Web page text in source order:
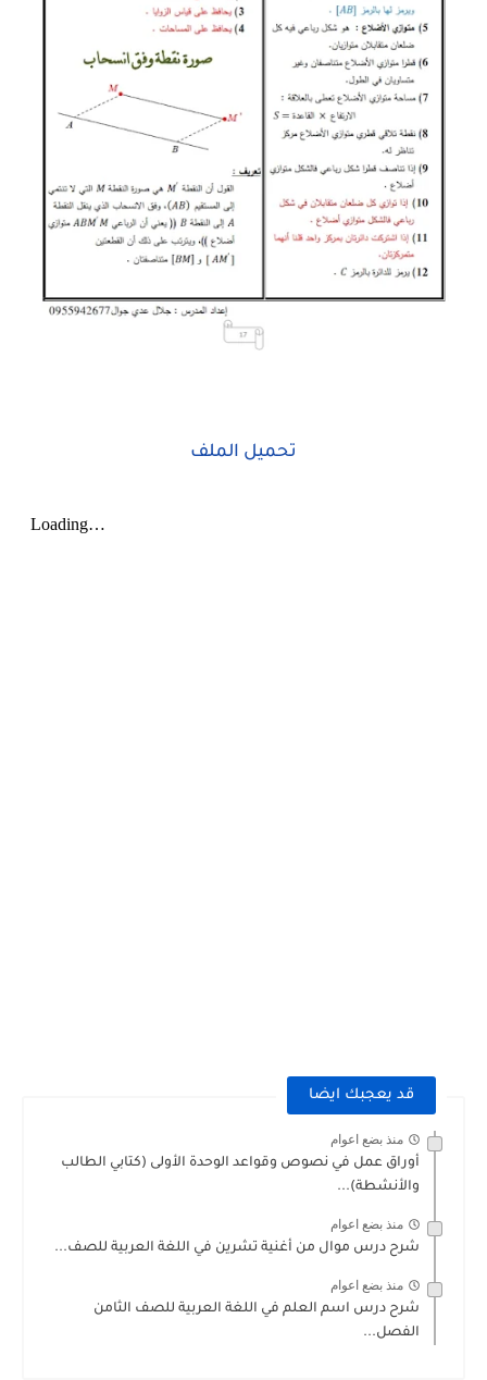
تحميل الملف
قد يعجبك ايضا
منذ بضع اعوام
أوراق عمل في نصوص وقواعد الوحدة الأولى (كتابي الطالب
والأنشطة)...
منذ بضع اعوام
شرح درس موال من أغنية تشرين في اللغة العربية للصف...
منذ بضع اعوام
شرح درس اسم العلم في اللغة العربية للصف الثامن
الفصل...